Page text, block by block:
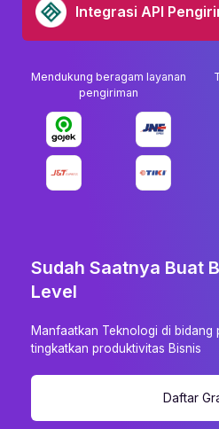
Integrasi API
Mendukung beragam layanan
pengiriman
Sudah Saatnya Buat
Level
Manfaatkan Teknologi di bidang
tingkatkan produktivitas Bisnis
Daftar